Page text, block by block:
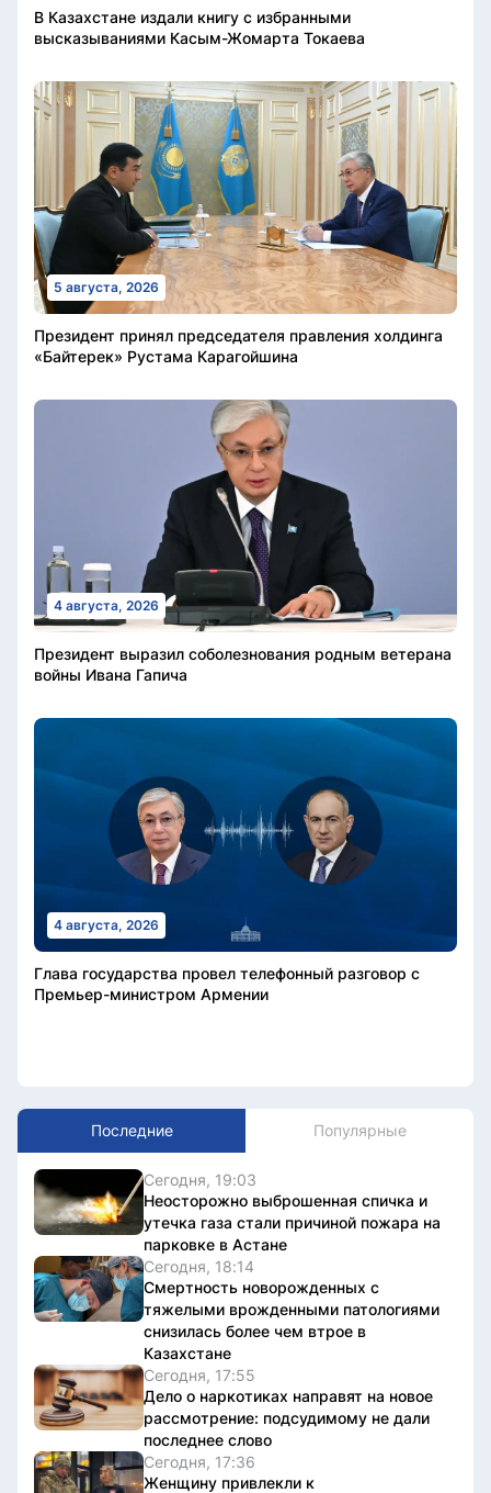
В Казахстане издали книгу с избранными
высказываниями Касым-Жомарта Токаева
5 августа, 2026
Президент принял председателя правления холдинга
«Байтерек» Рустама Карагойшина
4 августа, 2026
Президент выразил соболезнования родным ветерана
войны Ивана Гапича
4 августа, 2026
Глава государства провел телефонный разговор с
Премьер-министром Армении
Последние Популярные
Сегодня, 19:03
Неосторожно выброшенная спичка и
утечка газа стали причиной пожара на
парковке в Астане
Сегодня, 18:14
Смертность новорожденных с
тяжелыми врожденными патологиями
снизилась более чем втрое в
Казахстане
Сегодня, 17:55
Дело о наркотиках направят на новое
рассмотрение: подсудимому не дали
последнее слово
Сегодня, 17:36
Женщину привлекли к